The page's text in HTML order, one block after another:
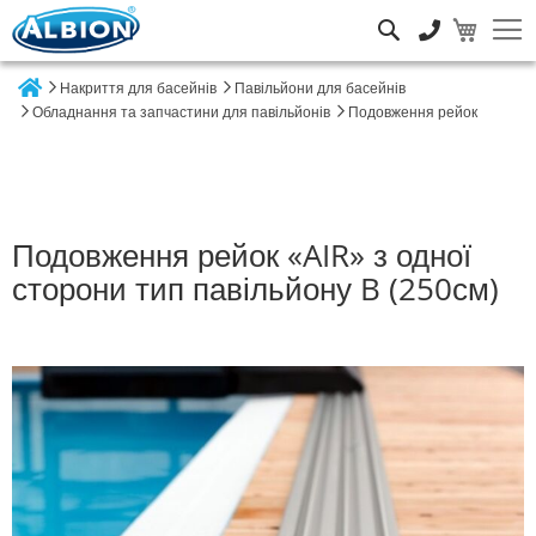
Накриття для басейнів
Павільйони для басейнів
Обладнання та запчастини для павільйонів
Подовження рейок
Подовження рейок «AIR» з одної
сторони тип павільйону B (250см)
Перейти
до
кінця
галереї
зображень